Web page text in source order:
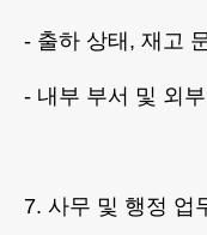
- 출하 상태, 재고
- 내부 부서 및 외
7. 사무 및 행정 업